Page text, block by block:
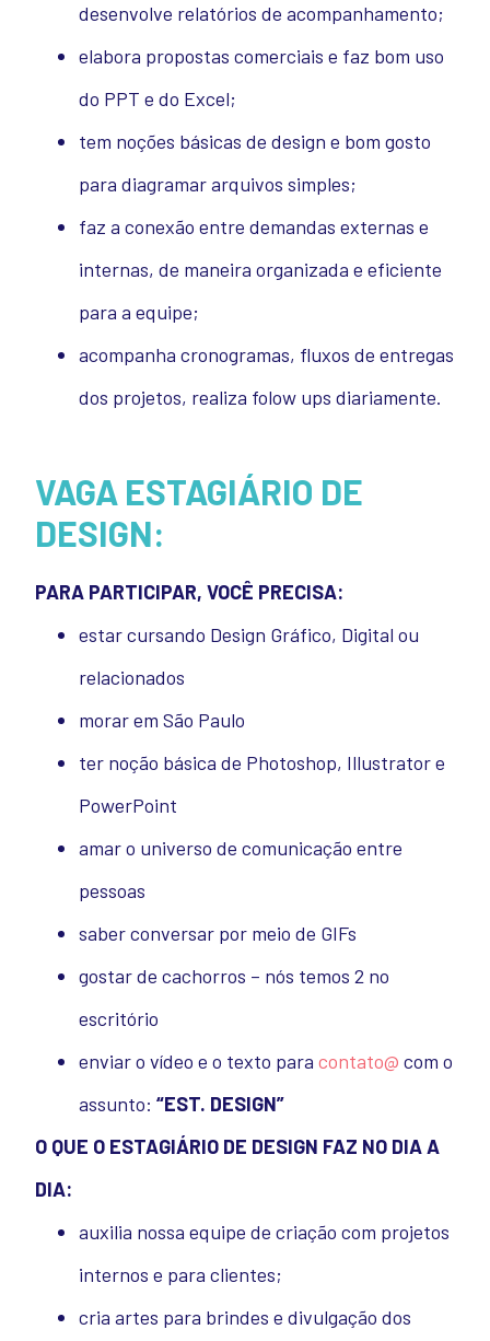
desenvolve relatórios de acompanhamento;
elabora propostas comerciais e faz bom uso
do PPT e do Excel;
tem noções básicas de design e bom gosto
para diagramar arquivos simples;
faz a conexão entre demandas externas e
internas, de maneira organizada e eficiente
para a equipe;
acompanha cronogramas, fluxos de entregas
dos projetos, realiza folow ups diariamente.
VAGA ESTAGIÁRIO DE
DESIGN:
PARA PARTICIPAR, VOCÊ PRECISA:
estar cursando Design Gráfico, Digital ou
relacionados
morar em São Paulo
ter noção básica de Photoshop, Illustrator e
PowerPoint
amar o universo de comunicação entre
pessoas
saber conversar por meio de GIFs
gostar de cachorros – nós temos 2 no
escritório
enviar o vídeo e o texto para contato@ com o
assunto: “EST. DESIGN”
O QUE O ESTAGIÁRIO DE DESIGN FAZ NO DIA A
DIA:
auxilia nossa equipe de criação com projetos
internos e para clientes;
cria artes para brindes e divulgação dos